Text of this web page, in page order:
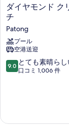
ダ
イ
ヤ
モ
ン
ド
ク
リ
&
ダイヤモンド ク
チ
Patong
プール
空港送迎
10
段
も
9.0 とても素晴ら
口コミ 1,006 件